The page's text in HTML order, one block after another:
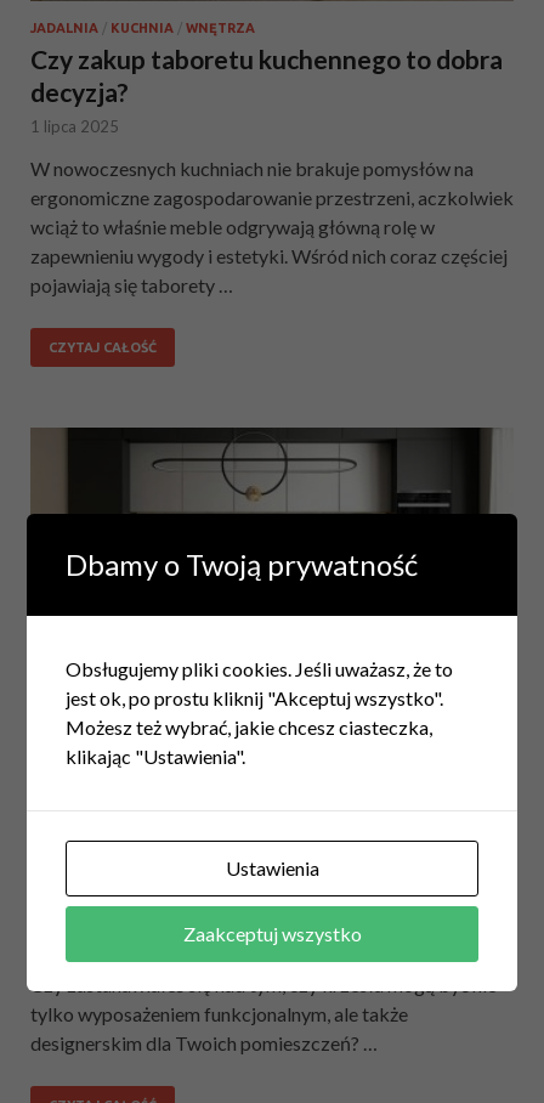
JADALNIA / KUCHNIA / WNĘTRZA
Czy zakup taboretu kuchennego to dobra
decyzja?
1 lipca 2025
W nowoczesnych kuchniach nie brakuje pomysłów na
ergonomiczne zagospodarowanie przestrzeni, aczkolwiek
wciąż to właśnie meble odgrywają główną rolę w
zapewnieniu wygody i estetyki. Wśród nich coraz częściej
pojawiają się taborety …
CZYTAJ CAŁOŚĆ
JADALNIA/KUCHNIA/ SALON/
wyposażenia wnętrz idący w parze z
maksymalną wygodą
Krzesła to zdecydowanie najważniejsze, niezbędne
elementy wyposażenia naszych domów, czy mieszkań.
Czy zastanawiałeś się nad tym, czy krzesła mogą być nie
tylko wyposażeniem funkcjonalnym, ale także
designerskim dla Twoich pomieszczeń? …
Dbamy o Twoją prywatność
Obsługujemy pliki cookies. Jeśli uważasz, że to
jest ok, po prostu kliknij "Akceptuj wszystko".
Możesz też wybrać, jakie chcesz ciasteczka,
klikając "Ustawienia".
Ustawienia
Zaakceptuj wszystko